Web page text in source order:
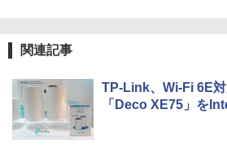
関連記事
TP-Link、Wi-Fi 6E
「Deco XE75」を